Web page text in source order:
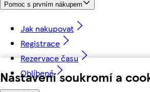
Nastavení soukromí a
Pomoc s prvním nákupem
Jak nakupovat
Registrace
Rezervace času
Oblíbené